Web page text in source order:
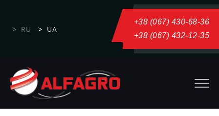
RU UA
+38 (067) 430-68-36
+38 (067) 432-12-35